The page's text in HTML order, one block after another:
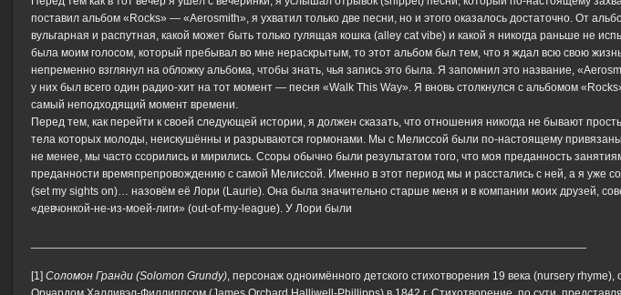
поставил альбом «Rocks» — «Aerosmith», я ухватил только две песни, но и этого оказалось достаточно. От
вульгарная и распутная, какой может быть только гулящая кошка (alley cat vibe) и какой я никогда раньше не
была моим голосом, который пребывал во мне нераскрытым, то этот альбом был тем, что я ждал всю свою
непременно взглянул на обложку альбома, чтобы знать, чья запись это была. Я запомнил это название,
у них был всего один радио-хит на тот момент — песня «Walk This Way». Я вновь столкнулся с альбомом
самый неподходящий момент времени.
Перед тем, как перейти к своей следующей истории, я должен сказать, что отношения никогда не бывают
тела которых молоды, неискушённы и разрываются гормонами. Мы с Мелиссой были по-настоящему привязаны
не менее, мы часто ссорились и мирились. Ссоры обычно были результатом того, что моя преданность
преданности времяпрепровождению с самой Мелиссой. Именно в этот период мы и расстались с ней, а я уже
(set my sights on)… назовём её Лори (Laurie). Она была значительно старше меня и в компании моих друзей,
«девчонкой-не-из-моей-лиги» (out-of-my-league). У Лори были
[1]Соломон Гранди (Solomon Grundy) , персонаж одноимённого детского стихотворения 19 века (nursery